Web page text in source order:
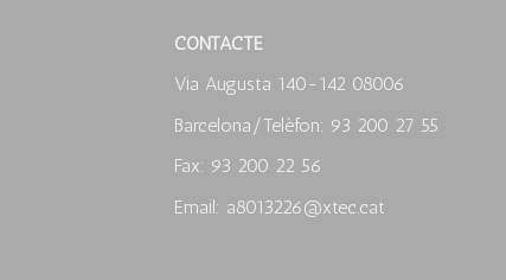
CONTACTE
Via Augusta 140-142 08006
Barcelona/Telèfon: 93 200 27 55
Fax: 93 200 22 56
Email: a8013226@xtec.cat